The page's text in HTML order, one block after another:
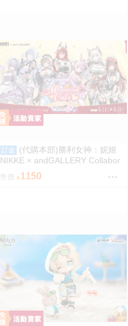
訂金 (代購本部)勝利女神：妮姬
NIKKE × andGALLERY Collabor
ation Café season4 期間數量限
定合作物販 8.27結單
售價 1150